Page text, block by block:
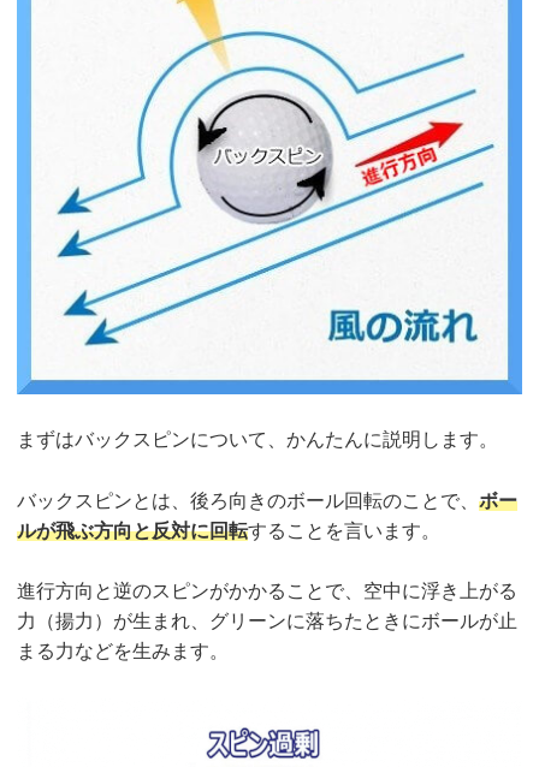
まずはバックスピンについて、かんたんに説明します。
バックスピンとは、後ろ向きのボール回転のことで、 ボー
ルが飛ぶ方向と反対に回転することを言います。
進行方向と逆のスピンがかかることで、空中に浮き上がる
力（揚力）が生まれ、グリーンに落ちたときにボールが止
まる力などを生みます。